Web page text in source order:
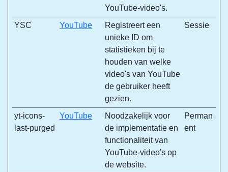
YouTube-video's.
YSC YouTube
Registreert een
unieke ID om
statistieken bij te
houden van welke
video's van YouTube
de gebruiker heeft
gezien.
Sessie
yt-icons-
last-purged
YouTube
Noodzakelijk voor
de implementatie en
functionaliteit van
YouTube-video's op
de website.
Perman
ent